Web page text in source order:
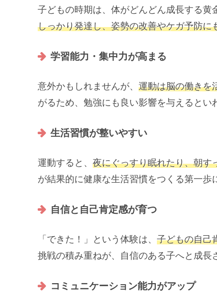
子どもの時期は、体がどんどん成長する黄
しっかり発達し、姿勢の改善やケガ予防に
学習能力・集中力が高まる
意外かもしれませんが、 運動は脳の働きを
がるため、勉強にも良い影響を与えるとい
生活習慣が整いやすい
運動すると、 夜にぐっすり眠れたり、朝す
が結果的に健康な生活習慣をつくる第一歩
自信と自己肯定感が育つ
「できた！」という体験は、 子どもの自己
挑戦の積み重ねが、自信のある子へと成長
コミュニケーション能力がアップ